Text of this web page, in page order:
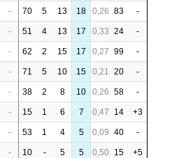
- 70 5 13 18 0,26 83 -
- 51 4 13 17 0,33 24 -
- 62 2 15 17 0,27 99 -
- 71 5 10 15 0,21 20 -
- 38 2 8 10 0,26 58 -
- 15 1 6 7 0,47 14 +3
- 53 1 4 5 0,09 40 -
- 10 - 5 5 0,50 15 +5